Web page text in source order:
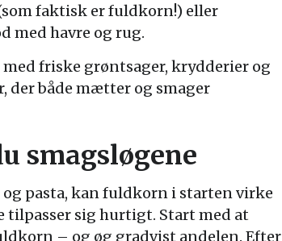
faktisk er fuldkorn!) eller
med havre og rug.
friske grøntsager, krydderier og
der både mætter og smager
smagsløgene
pasta, kan fuldkorn i starten virke
sig hurtigt. Start med at
– og øg gradvist andelen. Efter